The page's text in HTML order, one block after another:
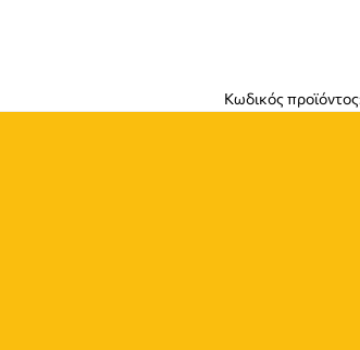
Κωδικός